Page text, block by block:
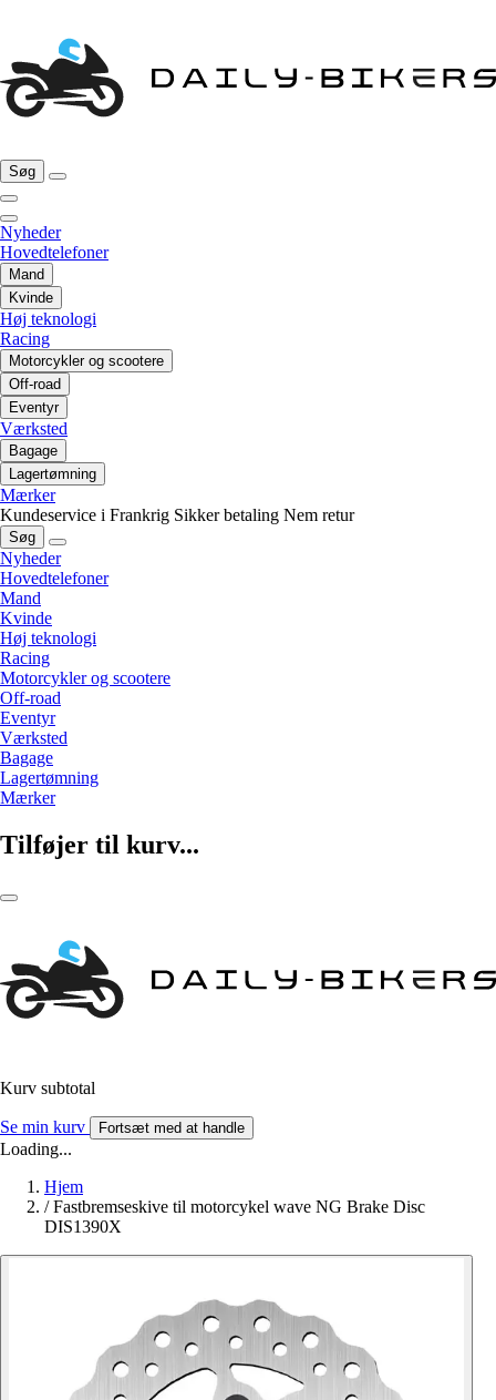
Søg
Nyheder
Hovedtelefoner
Mand
Kvinde
Høj teknologi
Racing
Motorcykler og scootere
Off-road
Eventyr
Værksted
Bagage
Lagertømning
Mærker
Kundeservice i Frankrig Sikker betaling Nem retur
Søg
Nyheder
Hovedtelefoner
Mand
Kvinde
Høj teknologi
Racing
Motorcykler og scootere
Off-road
Eventyr
Værksted
Bagage
Lagertømning
Mærker
Tilføjer til kurv...
Kurv subtotal
Se min kurv Fortsæt med at handle
Loading...
Hjem
/ Fastbremseskive til motorcykel wave NG Brake Disc
DIS1390X